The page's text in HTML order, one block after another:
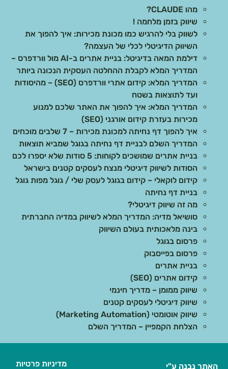
מהו CLAUDE?
שיווק בזמן מלחמה !
לשווק בלי להרגיש כמו מכונת מכירות: איך להפוך את
השיווק הדיגיטלי לכלי של העצמה?
דילמת המאה בדיגיטל: בניית אתרים ב-AI מול וורדפרס –
המדריך המלא לקבלת ההחלטה העסקית הנכונה ביותר
המדריך המלא: קידום אתרי וורדפרס (SEO) – מהיסודות
ועד לתוצאות בשטח
המדריך המלא: איך להפוך את האתר שלכם למנוע
מכירות בעזרת קידום אורגני (SEO)
איך להפוך דף נחיתה למכונת מכירות – 7 שלבים מוכחים
המדריך השלם לבניית דף נחיתה בגוגל שמביא תוצאות
בניית אתרים שמושכים לקוחות: 5 סודות שלא יספרו לכם
הסודות לשיווק דיגיטלי מנצח לעסקים קטנים בישראל
קידום לוקאלי – קידום בגוגל לעסק שלי / גוגל מפות גוגל
בניית דף נחיתה
מה זה שיווק דיגיטלי?
סושיאל מדיה: המדריך המלא לשיווק במדיה החברתית
בינה מלאכותית בעולם השיווק
פרסום בגוגל
פרסום בפייסבוק
בניית אתרים
קידום אתרים (SEO)
שיווק ממומן – מדריך חינמי
שיווק דיגיטלי לעסקים קטנים
שיווק אוטומטי (Marketing Automation)
הצלחת הקמפיין – המדריך השלם
האתר נבנה ע"י מדיניות פרטיות